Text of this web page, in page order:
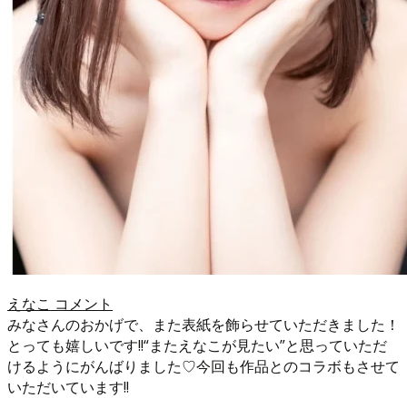
えなこ コメント
みなさんのおかげで、また表紙を飾らせていただきました！
とっても嬉しいです!!“またえなこが見たい”と思っていただ
けるようにがんばりました♡今回も作品とのコラボもさせて
いただいています!!